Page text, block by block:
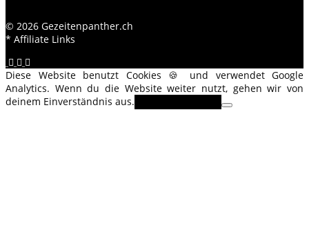
© 2026 Gezeitenpanther.ch
* Affiliate Links
Diese Website benutzt Cookies 🍪 und verwendet Google
Analytics. Wenn du die Website weiter nutzt, gehen wir von
deinem Einverständnis aus.